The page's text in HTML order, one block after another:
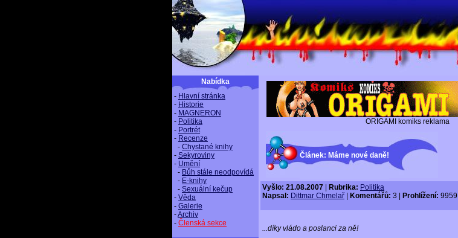
Nabídka
- Hlavní stránka
- Historie
- MAGNERON
- Politika
- Portrét
- Recenze
- Chystané knihy
- Sekyroviny
- Umění
- Bůh stále neodpovídá
- E-knihy
- Sexuální kečup
- Věda
- Galerie
-Archiv
- Členská sekce
ORIGAMI komiks reklama
Článek: Máme nové daně!
Vyšlo: 21.08.2007 Rubrika: Politika
Napsal: Dittmar Chmelař Komentářů: 3 | Prohlížení: 9959
...díky vládo a poslanci za ně!